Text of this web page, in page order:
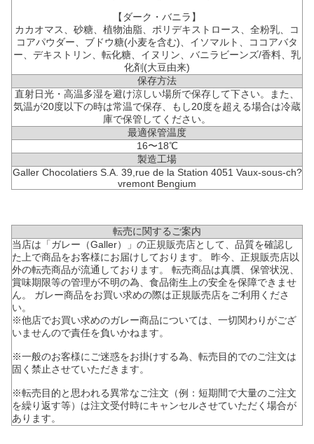
【ダーク・バニラ】
カカオマス、砂糖、植物油脂、ポリデキストロース、全粉乳、コ
コアパウダー、ブドウ糖(小麦を含む)、イソマルト、ココアバタ
ー、デキストリン、転化糖、イヌリン、バニラビーンズ/香料、乳
化剤(大豆由来)
保存方法
直射日光・高温多湿を避け涼しい場所で保存して下さい。また、
気温が20度以下の時は常温で保存、もし20度を超える場合は冷蔵
庫で保管してください。
最適保管温度
16〜18℃
製造工場
Galler Chocolatiers S.A. 39,rue de la Station 4051 Vaux-sous-ch?
vremont Bengium
転売に関するご案内
当店は「ガレー（Galler）」の正規販売店として、品質を確認し
た上で商品をお客様にお届けしております。 昨今、正規販売店以
外の転売商品が流通しております。 転売商品は真贋、保管状況、
賞味期限等の管理が不明の為、食品衛生上の安全を保障できませ
ん。 ガレー商品をお買い求めの際は正規販売店をご利用くださ
い。
※他店でお買い求めのガレー商品については、一切関わりがござ
いませんので責任を負いかねます。
※一般のお客様にご迷惑をお掛けする為、転売目的でのご注文は
固く禁止させていただきます。
※転売目的と思われる異常なご注文（例：短期間で大量のご注文
を繰り返す等）は注文受付時にキャンセルさせていただく場合が
あります。